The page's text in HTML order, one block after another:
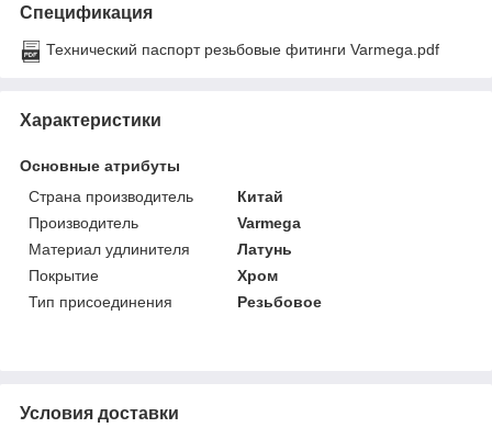
Спецификация
Технический паспорт резьбовые фитинги Varmega.pdf
Характеристики
Основные атрибуты
Страна производитель
Китай
Производитель
Varmega
Материал удлинителя
Латунь
Покрытие
Хром
Тип присоединения
Резьбовое
Условия доставки